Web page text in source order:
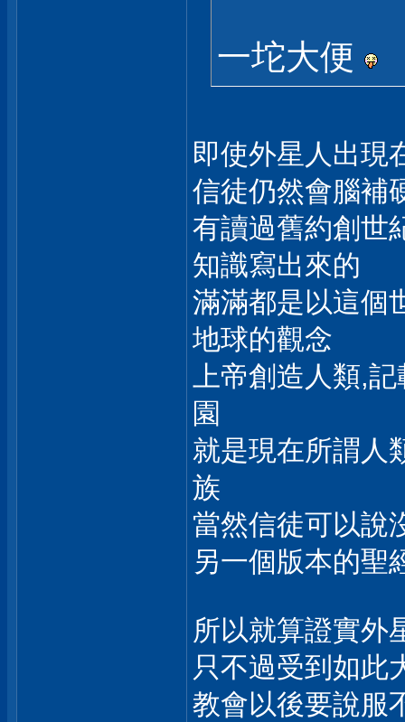
一坨大便
即使外星人出現
信徒仍然會腦補
有讀過舊約創世
知識寫出來的
滿滿都是以這個
地球的觀念
上帝創造人類,
園
就是現在所謂人
族
當然信徒可以說
另一個版本的聖
所以就算證實外
只不過受到如此
教會以後要說服